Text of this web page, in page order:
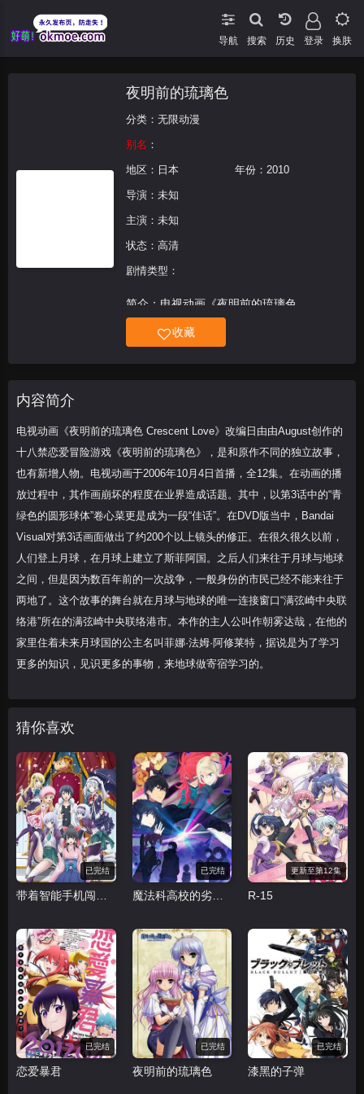
导航 搜索 登录 换肤
夜明前的琉璃色
分类： 无限动漫
别名 ：
地区： 日本 年份： 2010
导演：未知
主演：未知
状态：高清
剧情类型：
简介：电视动画《夜明前的琉璃色
Crescent Love》改编日由由August创作的
十八禁恋爱冒险游戏《夜明前的琉璃色》，
是和原作不同的独立故事，也有新增人物。
收藏
内容简介
电视动画《夜明前的琉璃色 Crescent Love》改编日由由August创作的
十八禁恋爱冒险游戏《夜明前的琉璃色》，是和原作不同的独立故事，
也有新增人物。电视动画于2006年10月4日首播，全12集。在动画的播
放过程中，其作画崩坏的程度在业界造成话题。其中，以第3话中的“青
绿色的圆形球体”卷心菜更是成为一段“佳话”。在DVD版当中，Bandai
Visual对第3话画面做出了约200个以上镜头的修正。在很久很久以前，
人们登上月球，在月球上建立了斯菲阿国。之后人们来往于月球与地球
之间，但是因为数百年前的一次战争，一般身份的市民已经不能来往于
两地了。这个故事的舞台就在月球与地球的唯一连接窗口“满弦崎中央联
络港”所在的满弦崎中央联络港市。本作的主人公叫作朝雾达哉，在他的
家里住着未来月球国的公主名叫菲娜·法姆·阿修莱特，据说是为了学习
更多的知识，见识更多的事物，来地球做寄宿学习的。
猜你喜欢
已完结 已完结
魔法科高校的劣等生 来访者篇
更新至第12集
R-15
已完结
恋爱暴君
已完结
夜明前的琉璃色
已完结
漆黑的子弹